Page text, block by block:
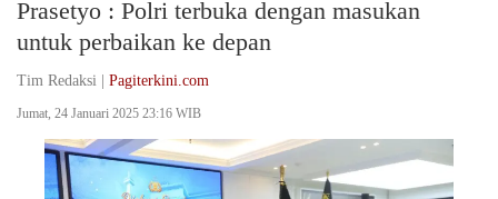
Prasetyo : Polri terbuka dengan masukan
untuk perbaikan ke depan
Tim Redaksi | Pagiterkini.com
Jumat, 24 Januari 2025 23:16 WIB